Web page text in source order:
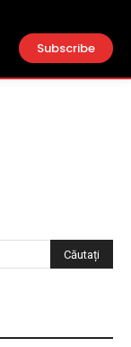
Subscribe